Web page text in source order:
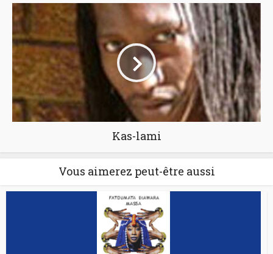
Kas-lami
Vous aimerez peut-être aussi